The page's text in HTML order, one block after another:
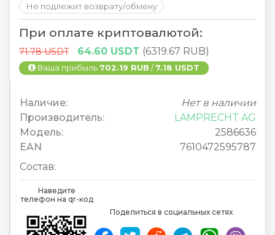
Не подлежит возврату/обмену
При оплате криптовалютой:
71.78 USDT 64.60 USDT (6319.67 RUB)
Ваша прибыль 702.19 RUB / 7.18 USDT
Наличие:
Нет в наличии
Производитель:
LAMPRECHT AG
Модель:
2586636
EAN
7610472595787
Состав:
Наведите
телефон на qr-код
Поделиться в социальных сетях